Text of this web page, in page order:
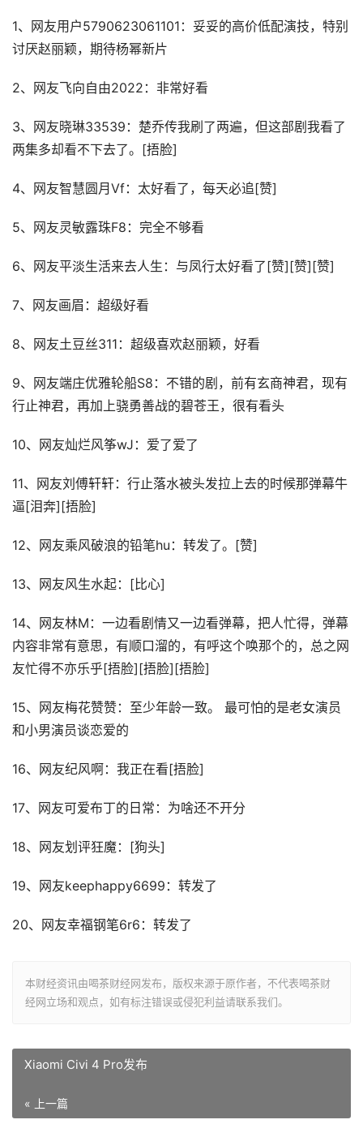
1、网友用户5790623061101：妥妥的高价低配演技，特别
讨厌赵丽颖，期待杨幂新片
2、网友飞向自由2022：非常好看
3、网友晓琳33539：楚乔传我刷了两遍，但这部剧我看了
两集多却看不下去了。[捂脸]
4、网友智慧圆月Vf：太好看了，每天必追[赞]
5、网友灵敏露珠F8：完全不够看
6、网友平淡生活来去人生：与凤行太好看了[赞][赞][赞]
7、网友画眉：超级好看
8、网友土豆丝311：超级喜欢赵丽颖，好看
9、网友端庄优雅轮船S8：不错的剧，前有玄商神君，现有
行止神君，再加上骁勇善战的碧苍王，很有看头
10、网友灿烂风筝wJ：爱了爱了
11、网友刘傅轩轩：行止落水被头发拉上去的时候那弹幕牛
逼[泪奔][捂脸]
12、网友乘风破浪的铅笔hu：转发了。[赞]
13、网友风生水起：[比心]
14、网友林M：一边看剧情又一边看弹幕，把人忙得，弹幕
内容非常有意思，有顺口溜的，有呼这个唤那个的，总之网
友忙得不亦乐乎[捂脸][捂脸][捂脸]
15、网友梅花赞赞：至少年龄一致。 最可怕的是老女演员
和小男演员谈恋爱的
16、网友纪风啊：我正在看[捂脸]
17、网友可爱布丁的日常：为啥还不开分
18、网友划评狂魔：[狗头]
19、网友keephappy6699：转发了
20、网友幸福钢笔6r6：转发了
本财经资讯由喝茶财经网发布，版权来源于原作者，不代表喝茶财
经网立场和观点，如有标注错误或侵犯利益请联系我们。
Xiaomi Civi 4 Pro发布
« 上一篇